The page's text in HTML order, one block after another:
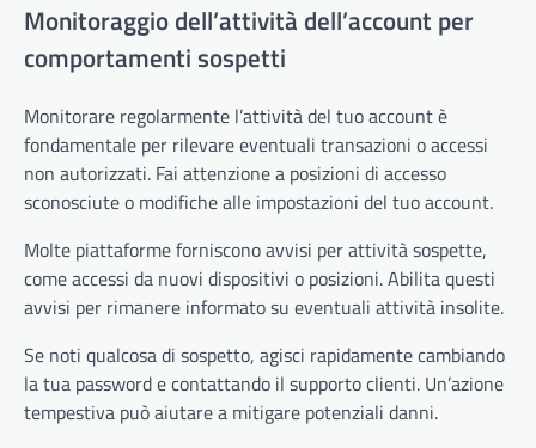
Monitoraggio dell’attività dell’account per
comportamenti sospetti
Monitorare regolarmente l’attività del tuo account è
fondamentale per rilevare eventuali transazioni o accessi
non autorizzati. Fai attenzione a posizioni di accesso
sconosciute o modifiche alle impostazioni del tuo account.
Molte piattaforme forniscono avvisi per attività sospette,
come accessi da nuovi dispositivi o posizioni. Abilita questi
avvisi per rimanere informato su eventuali attività insolite.
Se noti qualcosa di sospetto, agisci rapidamente cambiando
la tua password e contattando il supporto clienti. Un’azione
tempestiva può aiutare a mitigare potenziali danni.